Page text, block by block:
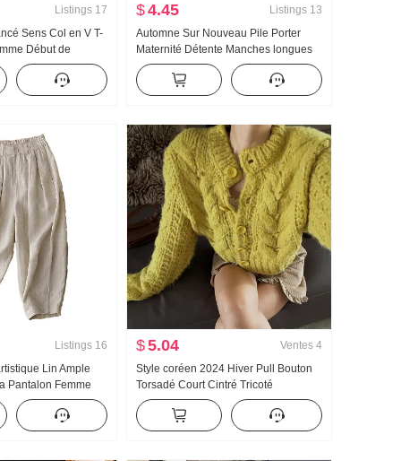
Listings 17
Sens Col en V T-
Début de
Positif Épaule
Tricoté Cardigan
$4.45 Listings 13
Automne Sur Nouveau Pile Porter
Maternité Détente Manches longues
Débardeur Pantalon large Ensemble
trois pièces Ensemble
Listings 16
Lin Ample
Pantalon Femme
Coton et lin
Pantalon
$5.04 Ventes 4
Style coréen 2024 Hiver Pull Bouton
Torsadé Court Cintré Tricoté
Polyvalent Cardigan Top des femmes